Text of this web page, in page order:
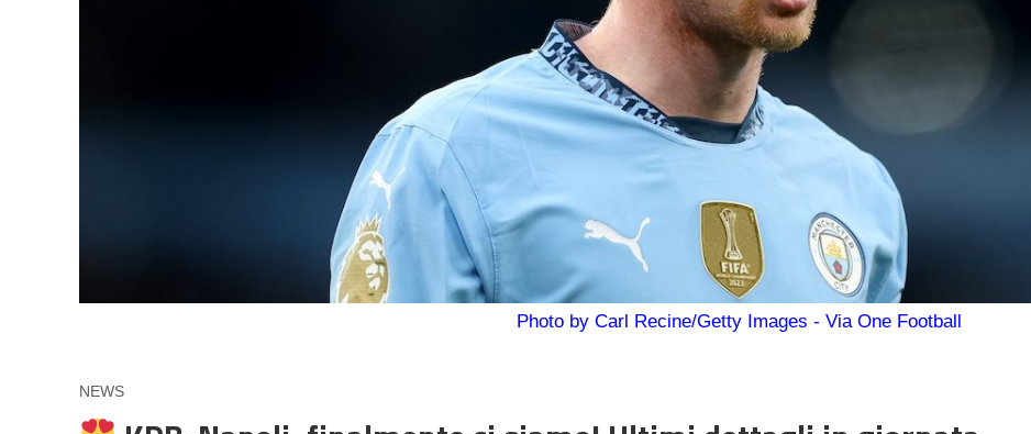
Photo by Carl Recine/Getty Images - Via One Football
NEWS